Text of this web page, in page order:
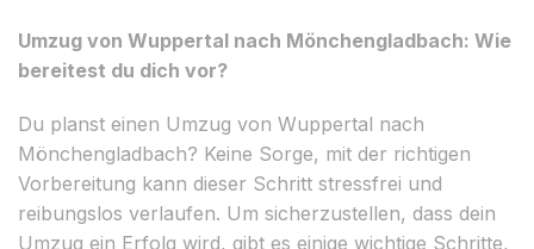
Umzug von Wuppertal nach Mönchengladbach: Wie
bereitest du dich vor?
Du planst einen Umzug von Wuppertal nach
Mönchengladbach? Keine Sorge, mit der richtigen
Vorbereitung kann dieser Schritt stressfrei und
reibungslos verlaufen. Um sicherzustellen, dass dein
Umzug ein Erfolg wird, gibt es einige wichtige Schritte,